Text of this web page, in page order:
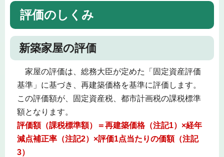
評価のしくみ
新築家屋の評価
家屋の評価は、総務大臣が定めた「固定資産評価
基準」に基づき、再建築価格を基準に評価します。
この評価額が、固定資産税、都市計画税の課税標準
額となります。
評価額（課税標準額）＝再建築価格（注記1）×経年
減点補正率（注記2）×評価1点当たりの価額（注記
3）